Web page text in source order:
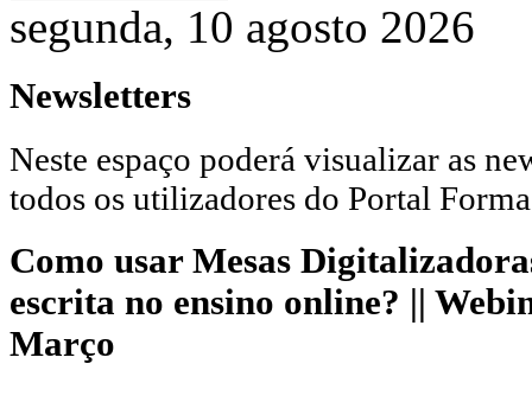
segunda, 10 agosto 2026
Newsletters
Neste espaço poderá visualizar as
todos os utilizadores do Portal
Como usar Mesas
escrita no ensino online? ||
Março